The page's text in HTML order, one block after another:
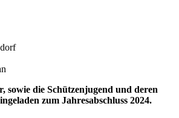
sowie die Schützenjugend und deren
zum Jahresabschluss 2024.